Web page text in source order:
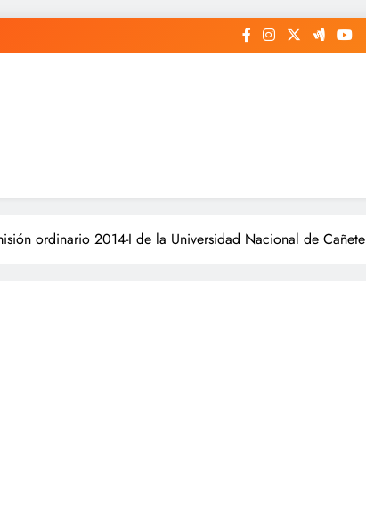
ordinario 2014-I de la Universidad Nacional de Cañete